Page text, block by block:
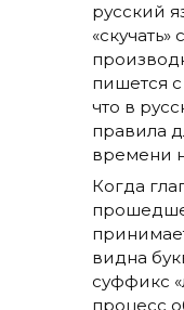
русский
пишется с
что в
правила
времени
Когда
видна
суффикс
процесс